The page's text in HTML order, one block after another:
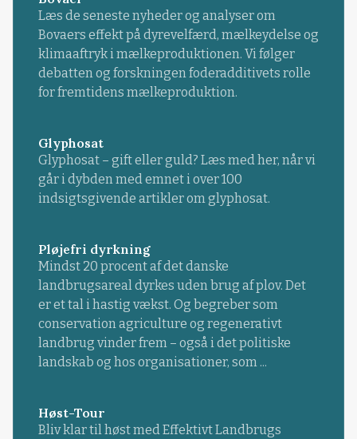
Læs de seneste nyheder og analyser om
Bovaers effekt på dyrevelfærd, mælkeydelse og
klimaaftryk i mælkeproduktionen. Vi følger
debatten og forskningen foderadditivets rolle
for fremtidens mælkeproduktion.
Glyphosat
Glyphosat – gift eller guld? Læs med her, når vi
går i dybden med emnet i over 100
indsigtsgivende artikler om glyphosat.
Pløjefri dyrkning
Mindst 20 procent af det danske
landbrugsareal dyrkes uden brug af plov. Det
er et tal i hastig vækst. Og begreber som
conservation agriculture og regenerativt
landbrug vinder frem – også i det politiske
landskab og hos organisationer, som ...
Høst-Tour
Bliv klar til høst med Effektivt Landbrugs